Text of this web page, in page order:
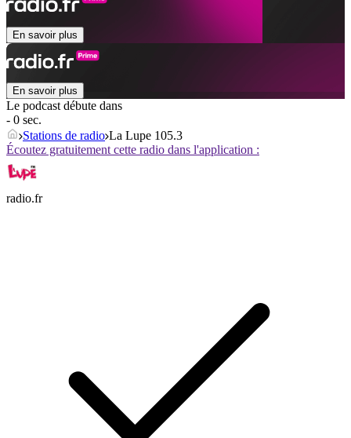
En savoir plus
En savoir plus
Le podcast débute dans
- 0 sec.
Stations de radio La Lupe 105.3
Écoutez gratuitement cette radio dans l'application :
radio.fr